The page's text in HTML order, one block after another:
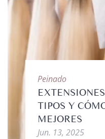
Peinado
TIPOS Y
MEJORES
Jun. 13, 2025